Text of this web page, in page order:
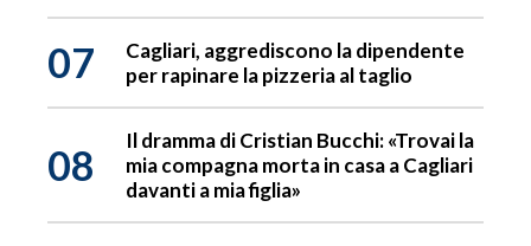
07
Cagliari, aggrediscono la dipendente
per rapinare la pizzeria al taglio
08
Il dramma di Cristian Bucchi: «Trovai la
mia compagna morta in casa a Cagliari
davanti a mia figlia»